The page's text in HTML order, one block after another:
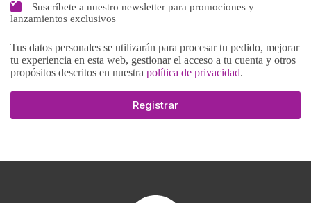
Suscríbete a nuestro newsletter para promociones y
lanzamientos exclusivos
Tus datos personales se utilizarán para procesar tu pedido, mejorar
tu experiencia en esta web, gestionar el acceso a tu cuenta y otros
propósitos descritos en nuestra política de privacidad.
Registrar